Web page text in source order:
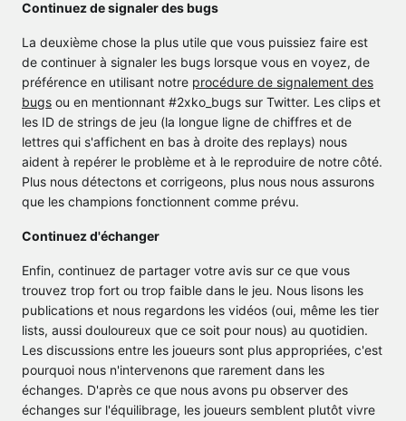
Continuez de signaler des bugs
La deuxième chose la plus utile que vous puissiez faire est
de continuer à signaler les bugs lorsque vous en voyez, de
préférence en utilisant notre procédure de signalement des
bugs ou en mentionnant #2xko_bugs sur Twitter. Les clips et
les ID de strings de jeu (la longue ligne de chiffres et de
lettres qui s'affichent en bas à droite des replays) nous
aident à repérer le problème et à le reproduire de notre côté.
Plus nous détectons et corrigeons, plus nous nous assurons
que les champions fonctionnent comme prévu.
Continuez d'échanger
Enfin, continuez de partager votre avis sur ce que vous
trouvez trop fort ou trop faible dans le jeu. Nous lisons les
publications et nous regardons les vidéos (oui, même les tier
lists, aussi douloureux que ce soit pour nous) au quotidien.
Les discussions entre les joueurs sont plus appropriées, c'est
pourquoi nous n'intervenons que rarement dans les
échanges. D'après ce que nous avons pu observer des
échanges sur l'équilibrage, les joueurs semblent plutôt vivre